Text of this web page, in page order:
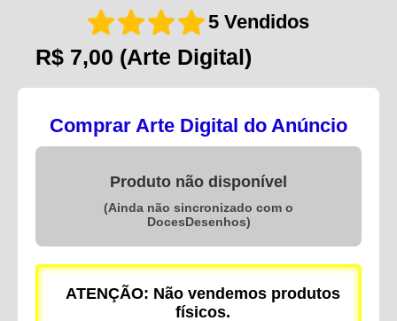
5 Vendidos
R$ 7,00 (Arte Digital)
Comprar Arte Digital do Anúncio
Produto não disponível
(Ainda não sincronizado com o
DocesDesenhos)
ATENÇÃO: Não vendemos produtos
físicos.